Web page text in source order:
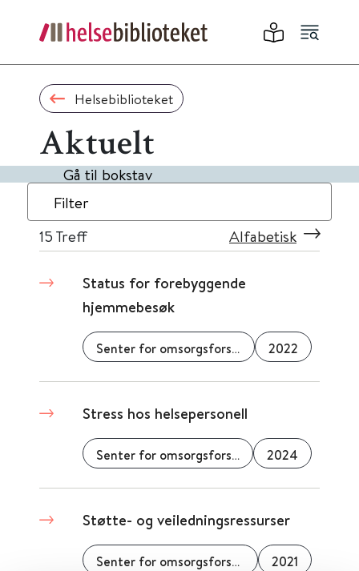
Helsebiblioteket
Aktuelt
Gå til bokstav
Filter
15 Treff Alfabetisk
Status for forebyggende
hjemmebesøk
Senter for omsorgsforskning 2022
Stress hos helsepersonell
Senter for omsorgsforskning 2024
Støtte- og veiledningsressurser
Senter for omsorgsforskning 2021